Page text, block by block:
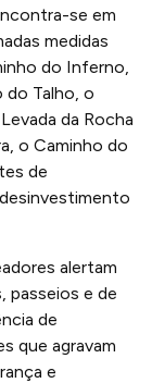
se em
medidas
do Inferno,
do Talho, o
da Rocha
o Caminho do
de
alertam
passeios e de
de
que agravam
e